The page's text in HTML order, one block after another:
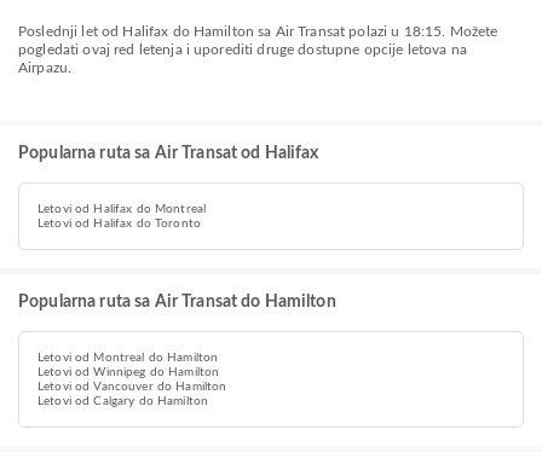
Poslednji let od Halifax do Hamilton sa Air Transat polazi u 18:15. Možete
pogledati ovaj red letenja i uporediti druge dostupne opcije letova na
Airpazu.
Popularna ruta sa Air Transat od Halifax
Letovi od Halifax do Montreal
Letovi od Halifax do Toronto
Popularna ruta sa Air Transat do Hamilton
Letovi od Montreal do Hamilton
Letovi od Winnipeg do Hamilton
Letovi od Vancouver do Hamilton
Letovi od Calgary do Hamilton